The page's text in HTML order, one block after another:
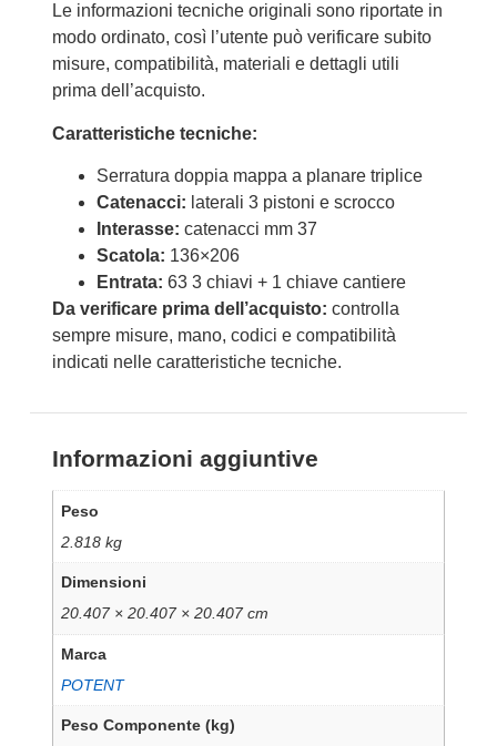
Le informazioni tecniche originali sono riportate in
modo ordinato, così l’utente può verificare subito
misure, compatibilità, materiali e dettagli utili
prima dell’acquisto.
Caratteristiche tecniche:
Serratura doppia mappa a planare triplice
Catenacci: laterali 3 pistoni e scrocco
Interasse: catenacci mm 37
Scatola: 136×206
Entrata: 63 3 chiavi + 1 chiave cantiere
Da verificare prima dell’acquisto: controlla
sempre misure, mano, codici e compatibilità
indicati nelle caratteristiche tecniche.
Informazioni aggiuntive
Peso
2.818 kg
Dimensioni
20.407 × 20.407 × 20.407 cm
Marca
POTENT
Peso Componente (kg)